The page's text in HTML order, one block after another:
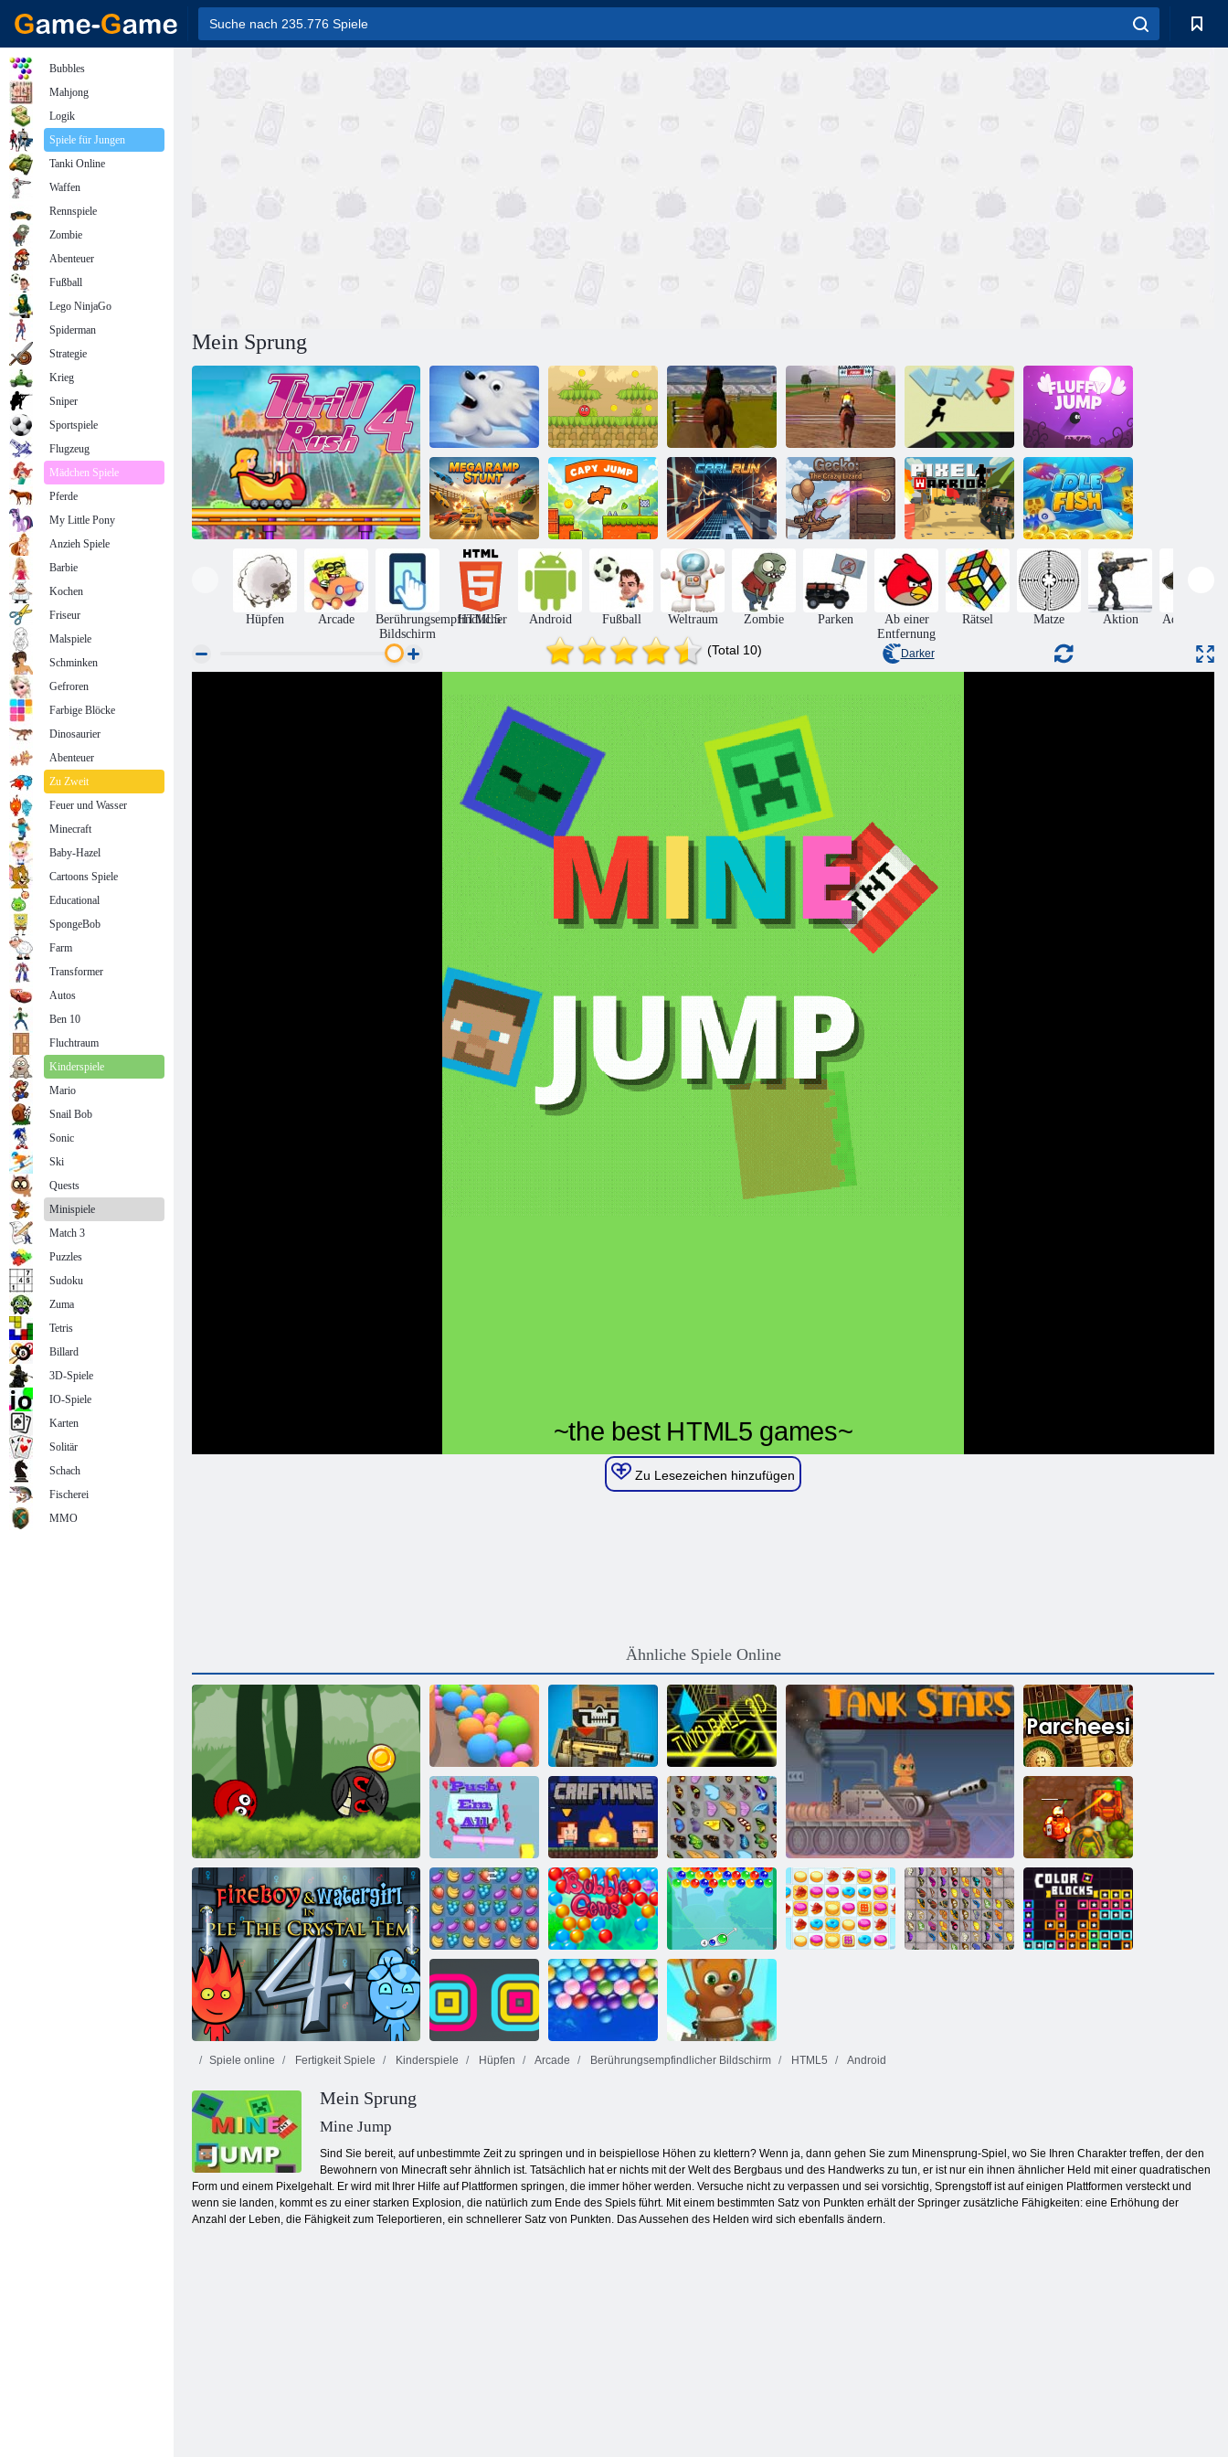
Mein Sprung
Snow Globe
Roter Bounce
Ball 5
Jumping Horse
3D
Springpferde-
Meister
Vex 5
Flauschiger
Sprung
Mega-Ramp-
Stunt
Capy Jump Carl Lauf
Gecko: Die
verrückte
Eidechse
Pixel -Krieger
Fisch im
Leerlauf
Hüpfen Arcade
Berührungsempfindlicher
Bildschirm
HTML5 Android Fußball Weltraum Zombie Parken
Ab einer
Entfernung
Rätsel Matze Aktion Adventures
(Total 10) Darker
Zu Lesezeichen hinzufügen
Ähnliche Spiele Online
Ball Hero Adventure: Roter Schlagball
Sandbälle
Verrückte
Pixelkrieg
Zwei Ball 3d Parcheesi
Schieben Sie sie
alle
Handwerk
Feuer und Wasser 4: Kristalltempel
Schmetterlings
Kyodai
Verfluchter
Schatz 2
Fruita Crush
Bubble Gemes -
3 Gewinnt
Bubble Charms
Spiele online Fertigkeit Spiele Kinderspiele Hüpfen Arcade Berührungsempfindlicher Bildschirm HTML5 Android
Mein Sprung
Mine Jump
Sind Sie bereit, auf unbestimmte Zeit zu springen und in beispiellose Höhen zu klettern? Wenn ja, dann gehen Sie zum Minensprung-Spiel, wo Sie Ihren Charakter treffen, der den
Bewohnern von Minecraft sehr ähnlich ist. Tatsächlich hat er nichts mit der Welt des Bergbaus und des Handwerks zu tun, er ist nur ein ihnen ähnlicher Held mit einer quadratischen
Form und einem Pixelgehalt. Er wird mit Ihrer Hilfe auf Plattformen springen, die immer höher werden. Versuche nicht zu verpassen und sei vorsichtig, Sprengstoff ist auf einigen Plattformen versteckt und
wenn sie landen, kommt es zu einer starken Explosion, die natürlich zum Ende des Spiels führt. Mit einem bestimmten Satz von Punkten erhält der Springer zusätzliche Fähigkeiten: eine Erhöhung der
Anzahl der Leben, die Fähigkeit zum Teleportieren, ein schnellerer Satz von Punkten. Das Aussehen des Helden wird sich ebenfalls ändern.
Bubbles
Mahjong
Logik
Spiele für Jungen
Tanki Online
Waffen
Rennspiele
Zombie
Abenteuer
Fußball
Lego NinjaGo
Spiderman
Strategie
Krieg
Sniper
Sportspiele
Flugzeug
Mädchen Spiele
Pferde
My Little Pony
Anzieh Spiele
Barbie
Kochen
Friseur
Malspiele
Schminken
Gefroren
Farbige Blöcke
Dinosaurier
Abenteuer
Zu Zweit
Feuer und Wasser
Minecraft
Baby-Hazel
Cartoons Spiele
Educational
SpongeBob
Farm
Transformer
Autos
Ben 10
Fluchtraum
Kinderspiele
Mario
Snail Bob
Sonic
Ski
Quests
Minispiele
Match 3
Puzzles
Sudoku
Zuma
Tetris
Billard
3D-Spiele
IO-Spiele
Karten
Solitär
Schach
Fischerei
MMO